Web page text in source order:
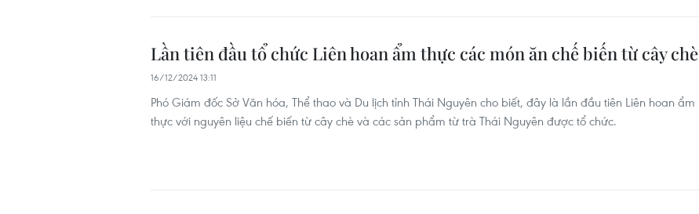
Lần tiên đầu tổ chức Liên hoan ẩm thực các món ăn chế biến từ cây chè
16/12/2024 13:11
Phó Giám đốc Sở Văn hóa, Thể thao và Du lịch tỉnh Thái Nguyên cho biết, đây là lần đầu tiên Liên hoan ẩm
thực với nguyên liệu chế biến từ cây chè và các sản phẩm từ trà Thái Nguyên được tổ chức.